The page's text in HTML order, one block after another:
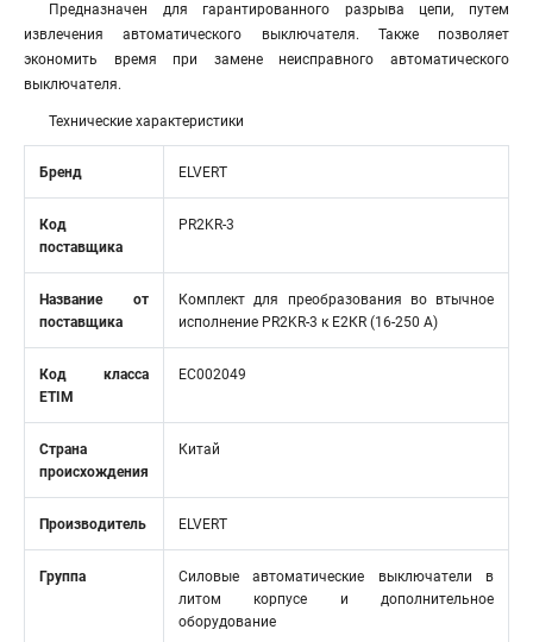
Предназначен для гарантированного разрыва цепи, путем
извлечения автоматического выключателя. Также позволяет
экономить время при замене неисправного автоматического
выключателя.
Технические характеристики
Бренд ELVERT
Код
поставщика
PR2KR-3
Название от
поставщика
Комплект для преобразования во втычное
исполнение PR2KR-3 к Е2КR (16-250 А)
Код класса
ETIM
EC002049
Страна
происхождения
Китай
Производитель ELVERT
Группа
Силовые автоматические выключатели в
литом корпусе и дополнительное
оборудование